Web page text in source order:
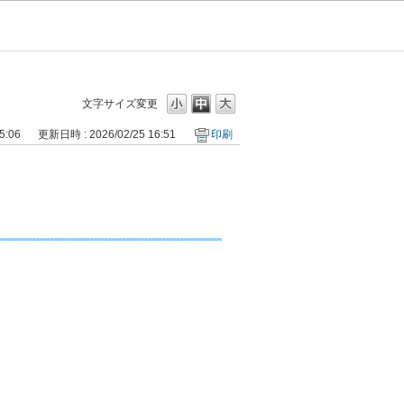
文字サイズ変更
更新日時 : 2026/02/25 16:51 印刷